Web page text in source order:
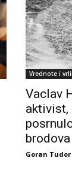
Vrednote i
Vaclav
aktivist,
brodova
Goran Tudor